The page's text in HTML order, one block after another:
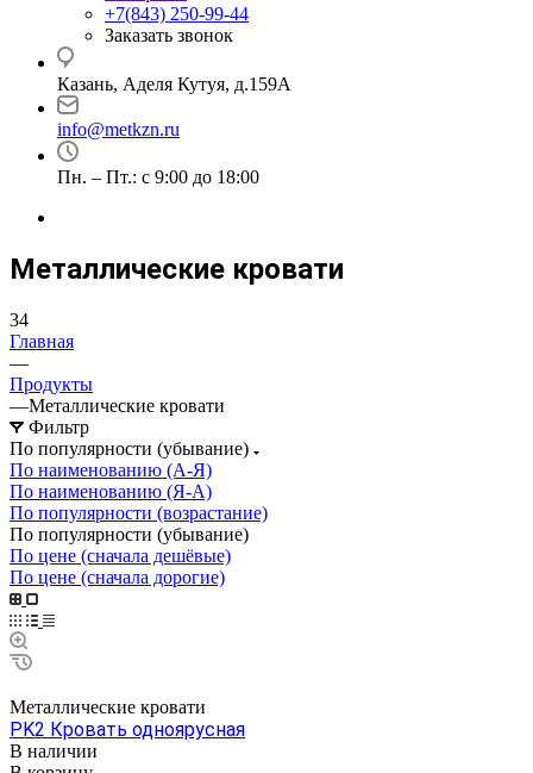
+7(843) 250-99-44
Заказать звонок
Казань, Аделя Кутуя, д.159А
info@metkzn.ru
Пн. – Пт.: с 9:00 до 18:00
Металлические кровати
34
Главная
—
Продукты
—Металлические кровати
Фильтр
По популярности (убывание)
По наименованию (А-Я)
По наименованию (Я-А)
По популярности (возрастание)
По популярности (убывание)
По цене (сначала дешёвые)
По цене (сначала дорогие)
Металлические кровати
PK2 Кровать одноярусная
В наличии